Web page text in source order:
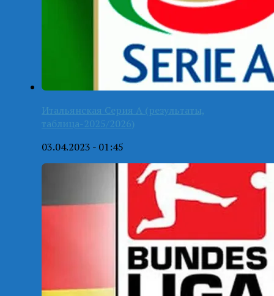
Итальянская Серия А (результаты,
таблица-2025/2026)
03.04.2023 - 01:45